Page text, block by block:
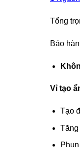
Tổng
Bảo
Vỉ tạo
Tạo
Tăng